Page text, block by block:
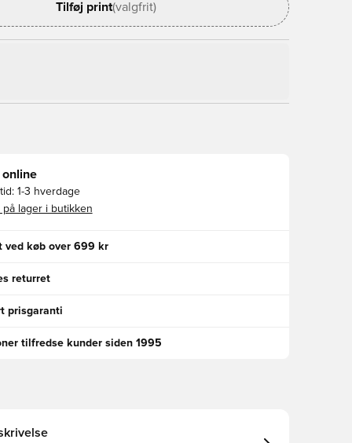
Tilføj print(valgfrit)
online
1-3 hverdage
på lager i butikken
ved køb over 699 kr
returret
prisgaranti
tilfredse kunder siden 1995